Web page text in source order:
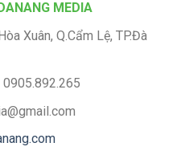
MEDIA
Xuân, Q.Cẩm Lệ, TP.Đà